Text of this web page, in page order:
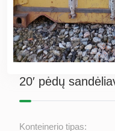
20′ pėdų
Konteinerio tipas: